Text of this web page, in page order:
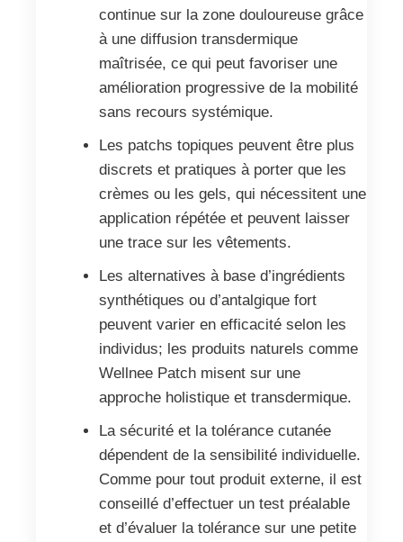
continue sur la zone douloureuse grâce
à une diffusion transdermique
maîtrisée, ce qui peut favoriser une
amélioration progressive de la mobilité
sans recours systémique.
Les patchs topiques peuvent être plus
discrets et pratiques à porter que les
crèmes ou les gels, qui nécessitent une
application répétée et peuvent laisser
une trace sur les vêtements.
Les alternatives à base d’ingrédients
synthétiques ou d’antalgique fort
peuvent varier en efficacité selon les
individus; les produits naturels comme
Wellnee Patch misent sur une
approche holistique et transdermique.
La sécurité et la tolérance cutanée
dépendent de la sensibilité individuelle.
Comme pour tout produit externe, il est
conseillé d’effectuer un test préalable
et d’évaluer la tolérance sur une petite